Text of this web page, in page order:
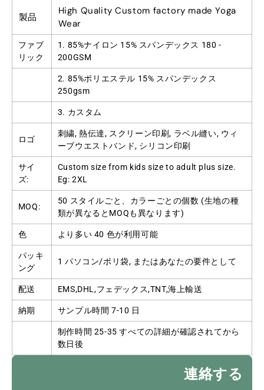
製品
High Quality Custom factory made Yoga
Wear
ファブ
リック
1. 85%ナイロン 15% スパンデックス 180 -
200GSM
2. 85%ポリエステル 15% スパンデックス
250gsm
3. カスタム
ロゴ
刺繍, 熱伝達, スクリーン印刷, ラベル縫い, ウィ
ーブウエストバンド, シリコン印刷
サイ
ズ:
Custom size from kids size to adult plus size.
Eg: 2XL
MOQ:
50 スタイルごと、カラーごとの個数 (生地の種
類が異なるとMOQも異なります)
色 より多い 40 色が利用可能
パッキ
ング
1 パソコン/ポリ袋, またはあなたの要件として
配送 EMS,DHL,フェデックス,TNT,海上輸送
納期 サンプル時間 7-10 日
制作時間 25-35 すべての詳細が確認されてから
数日後
連絡する